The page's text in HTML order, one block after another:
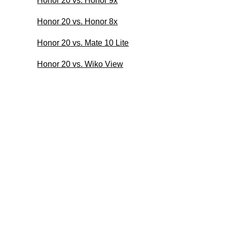
Honor 20 vs. Honor 8x
Honor 20 vs. Mate 10 Lite
Honor 20 vs. Wiko View